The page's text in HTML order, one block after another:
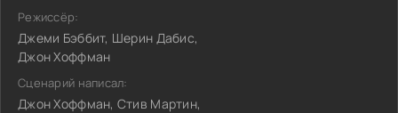
Режиссёр:
Джеми Бэббит, Шерин Дабис,
Джон Хоффман
Сценарий написал:
Джон Хоффман, Стив Мартин,